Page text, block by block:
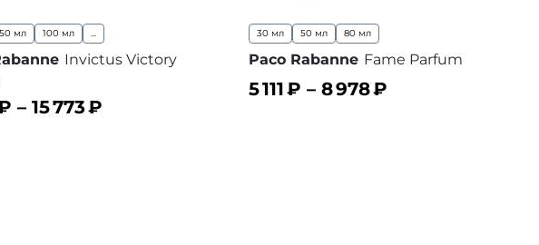
50 мл 100 мл ...
Invictus Victory
– 15 773₽
30 мл 50 мл 80 мл
Paco Rabanne Fame Parfum
5 111₽ – 8 978₽